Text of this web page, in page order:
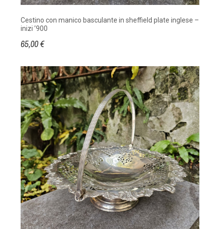
Cestino con manico basculante in sheffield plate inglese –
inizi ’900
65,00 €